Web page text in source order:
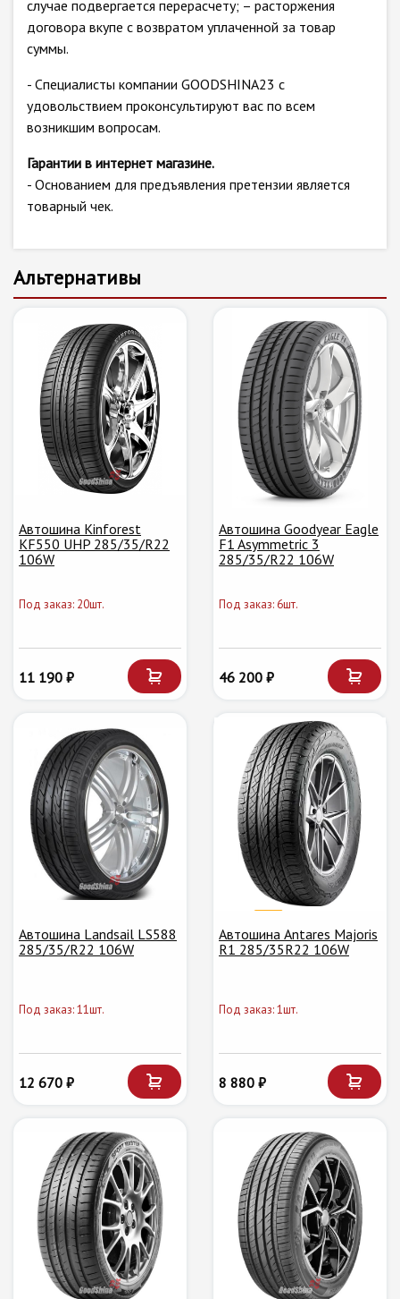
случае подвергается перерасчету; – расторжения
договора вкупе с возвратом уплаченной за товар
суммы.
- Специалисты компании GOODSHINA23 с
удовольствием проконсультируют вас по всем
возникшим вопросам.
Гарантии в интернет магазине.
- Основанием для предъявления претензии является
товарный чек.
Альтернативы
Автошина Kinforest
KF550 UHP 285/35/R22
106W
Под заказ: 20шт.
11 190 ₽
Автошина Goodyear Eagle
F1 Asymmetric 3
285/35/R22 106W
Под заказ: 6шт.
46 200 ₽
Автошина Landsail LS588
285/35/R22 106W
Под заказ: 11шт.
12 670 ₽
Автошина Antares Majoris
R1 285/35R22 106W
Под заказ: 1шт.
8 880 ₽